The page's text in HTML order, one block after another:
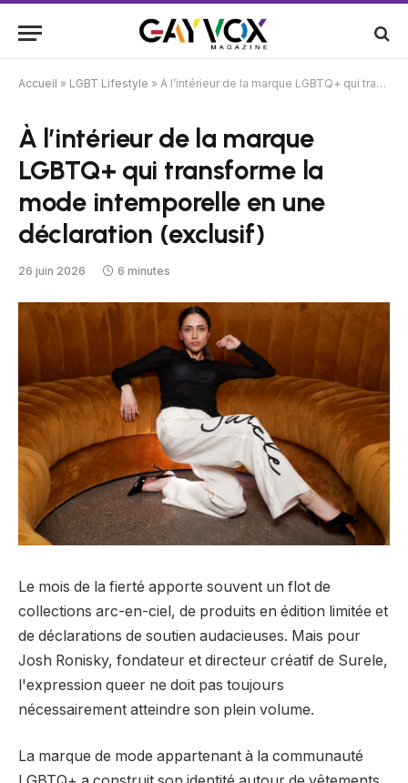
Accueil » LGBT Lifestyle » À l’intérieur de la marque LGBTQ+ qui transforme la mode intemporelle en une déclaration (exclusif)
À l’intérieur de la marque
LGBTQ+ qui transforme la
mode intemporelle en une
déclaration (exclusif)
26 juin 2026 6 minutes
Le mois de la fierté apporte souvent un flot de
collections arc-en-ciel, de produits en édition limitée et
de déclarations de soutien audacieuses. Mais pour
Josh Ronisky, fondateur et directeur créatif de Surele,
l'expression queer ne doit pas toujours
nécessairement atteindre son plein volume.
La marque de mode appartenant à la communauté